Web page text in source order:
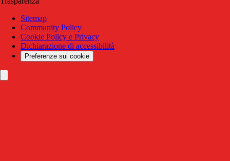
Sitemap
Community Policy
Cookie Policy e Privacy
Dichiarazione di accessibilità
Preferenze sui cookie